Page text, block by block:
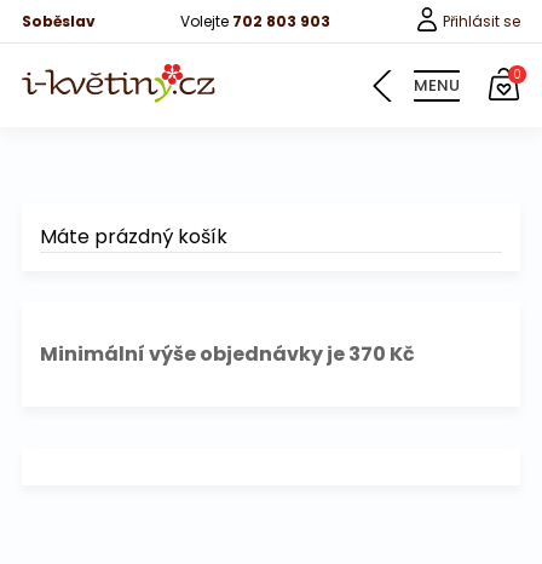
Soběslav Volejte 702 803 903 Přihlásit se
MENU 0
Růže
Máte prázdný košík
Minimální výše objednávky je 370 Kč